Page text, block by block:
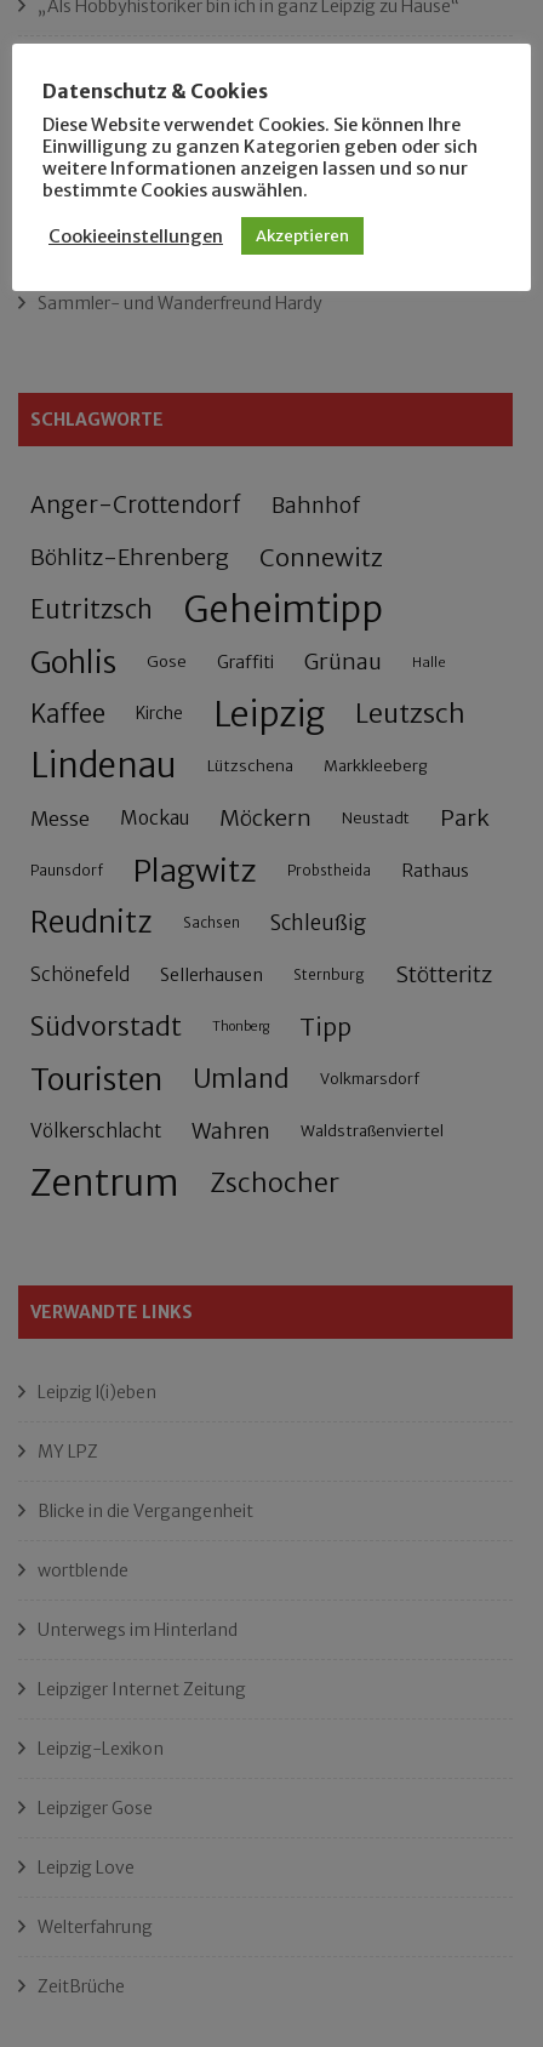
„Als Hobbyhistoriker bin ich in ganz Leipzig zu Hause“
Der Leipziger Schmiedetag von 1904
Rennfahrer in Schönefeld und Zschocher
Zu Fuß durch Anger-Crottendorf
Sammler- und Wanderfreund Hardy
SCHLAGWORTE
Anger-Crottendorf Bahnhof
Böhlitz-Ehrenberg Connewitz
Eutritzsch Geheimtipp
Gohlis Gose Graffiti Grünau Halle
Kaffee Kirche Leipzig Leutzsch
Lindenau Lützschena Markkleeberg
Messe Mockau Möckern Neustadt Park
Paunsdorf Plagwitz Probstheida Rathaus
Reudnitz Sachsen Schleußig
Schönefeld Sellerhausen Sternburg Stötteritz
Südvorstadt Thonberg Tipp
Touristen Umland Volkmarsdorf
Völkerschlacht Wahren Waldstraßenviertel
Zentrum Zschocher
VERWANDTE LINKS
Leipzig l(i)eben
MY LPZ
Blicke in die Vergangenheit
wortblende
Unterwegs im Hinterland
Leipziger Internet Zeitung
Leipzig-Lexikon
Leipziger Gose
Leipzig Love
Welterfahrung
ZeitBrüche
Datenschutz & Cookies
Diese Website verwendet Cookies. Sie können Ihre
Einwilligung zu ganzen Kategorien geben oder sich
weitere Informationen anzeigen lassen und so nur
bestimmte Cookies auswählen.
Cookieeinstellungen Akzeptieren